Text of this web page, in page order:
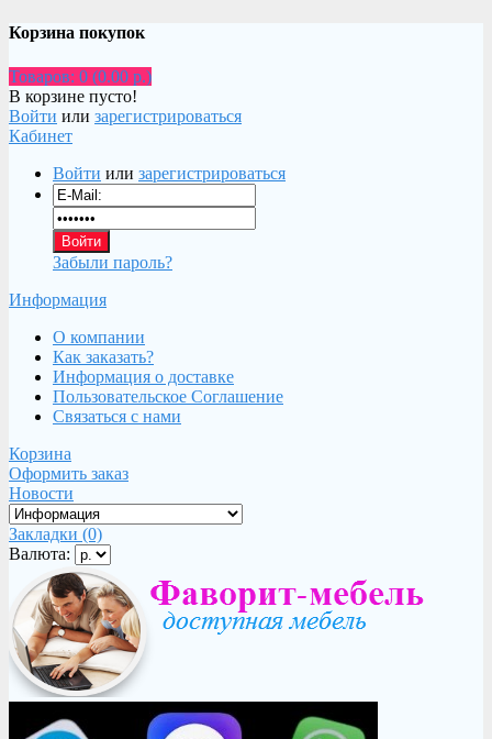
Корзина покупок
Товаров: 0 (0.00 р.)
В корзине пусто!
Войти или зарегистрироваться
Кабинет
Войти или зарегистрироваться
Забыли пароль?
Информация
О компании
Как заказать?
Информация о доставке
Пользовательское Соглашение
Связаться с нами
Корзина
Оформить заказ
Новости
Закладки (0)
Валюта: